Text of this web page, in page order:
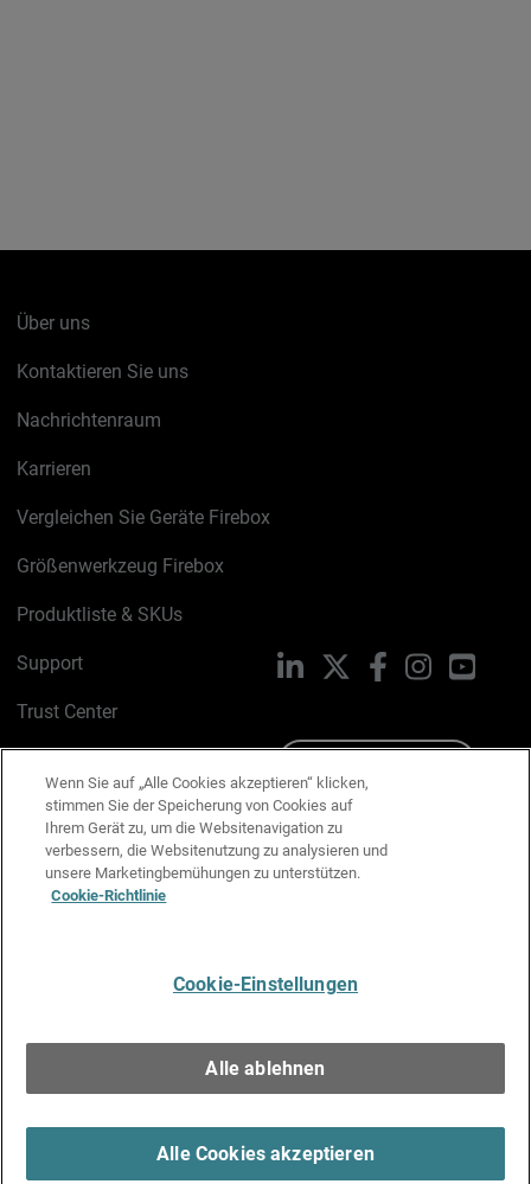
Über uns
Kontaktieren Sie uns
Nachrichtenraum
Karrieren
Vergleichen Sie Geräte Firebox
Größenwerkzeug Firebox
Produktliste & SKUs
Support
Trust Center
Cookie-Richtlinie
Datenschutzrichtlinie
Media & Brand Kit
LinkedIn FacebookInstagram
Wenn Sie auf „Alle Cookies akzeptieren“ klicken,
stimmen Sie der Speicherung von Cookies auf
Ihrem Gerät zu, um die Websitenavigation zu
verbessern, die Websitenutzung zu analysieren und
unsere Marketingbemühungen zu unterstützen.
Cookie-Richtlinie
Cookie-Einstellungen
Alle ablehnen
Alle Cookies akzeptieren